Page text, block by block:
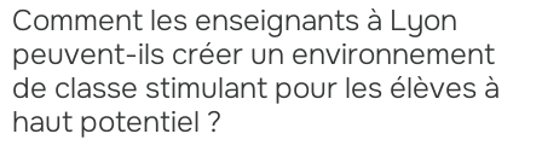
Comment les enseignants à Lyon
peuvent-ils créer un environnement
de classe stimulant pour les élèves à
haut potentiel ?